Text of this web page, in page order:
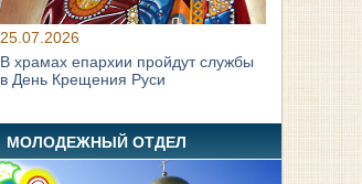
25.07.2026
В храмах епархии пройдут службы
в День Крещения Руси
МОЛОДЕЖНЫЙ ОТДЕЛ